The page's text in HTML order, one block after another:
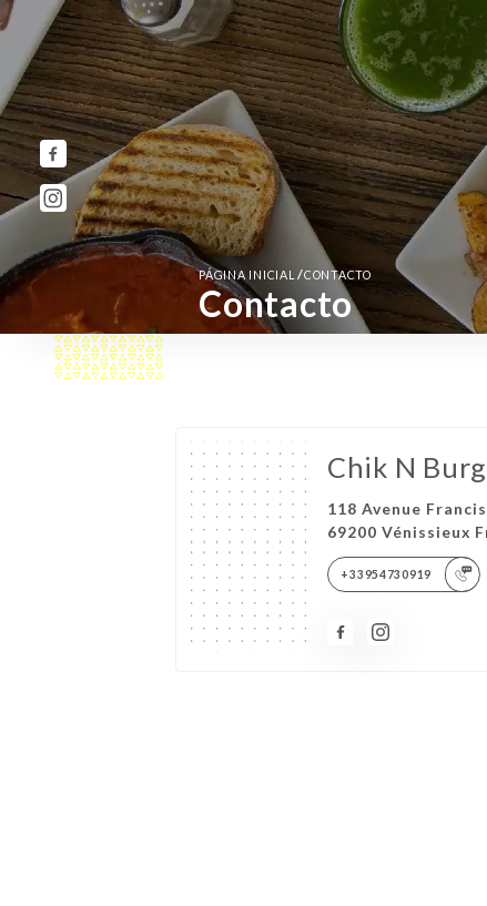
PÁGINA INICIAL/CONTACTO
Contacto
Chik N
118 Avenue
69200 Vénissieux
+33954730919